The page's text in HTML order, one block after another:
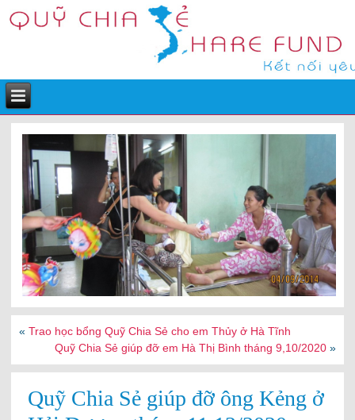
«Trao học bổng Quỹ Chia Sẻ cho em Thủy ở Hà Tĩnh
Quỹ Chia Sẻ giúp đỡ em Hà Thị Bình tháng 9,10/2020»
Quỹ Chia Sẻ giúp đỡ ông Kẻng ở